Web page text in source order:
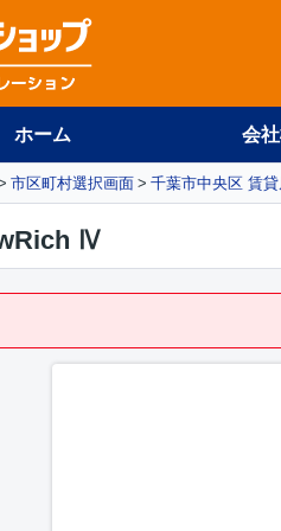
ホーム 会
市区町村選択画面 千葉市中央区 賃
Ⅳ